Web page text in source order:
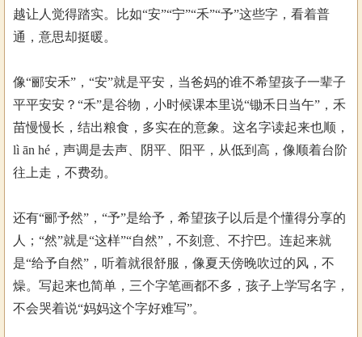
越让人觉得踏实。比如“安”“宁”“禾”“予”这些字，看着普
通，意思却挺暖。
像“郦安禾”，“安”就是平安，当爸妈的谁不希望孩子一辈子
平平安安？“禾”是谷物，小时候课本里说“锄禾日当午”，禾
苗慢慢长，结出粮食，多实在的意象。这名字读起来也顺，
lì ān hé，声调是去声、阴平、阳平，从低到高，像顺着台阶
往上走，不费劲。
还有“郦予然”，“予”是给予，希望孩子以后是个懂得分享的
人；“然”就是“这样”“自然”，不刻意、不拧巴。连起来就
是“给予自然”，听着就很舒服，像夏天傍晚吹过的风，不
燥。写起来也简单，三个字笔画都不多，孩子上学写名字，
不会哭着说“妈妈这个字好难写”。